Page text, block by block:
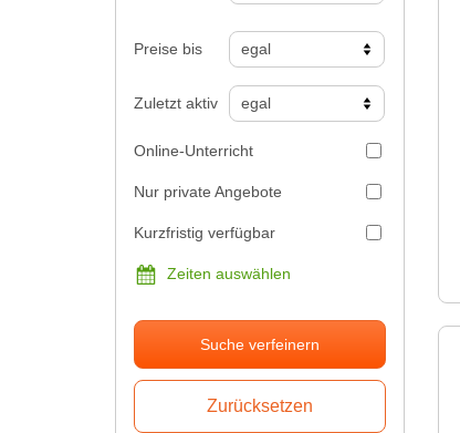
Preise bis
Zuletzt aktiv
Online-Unterricht
Nur private Angebote
Kurzfristig verfügbar
Zeiten auswählen
Suche verfeinern